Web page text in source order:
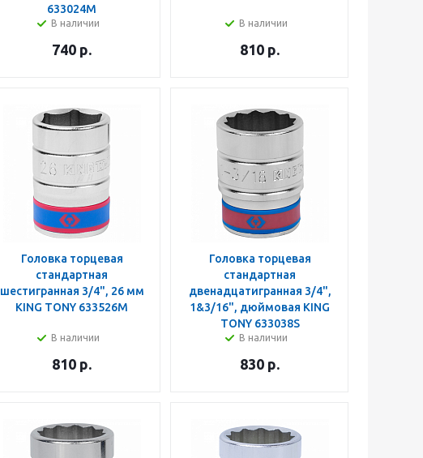
633024M
В наличии
740 р.
В наличии
810 р.
Головка торцевая
стандартная
шестигранная 3/4", 26 мм
KING TONY 633526M
В наличии
810 р.
Головка торцевая
стандартная
двенадцатигранная 3/4",
1&3/16", дюймовая KING
TONY 633038S
В наличии
830 р.